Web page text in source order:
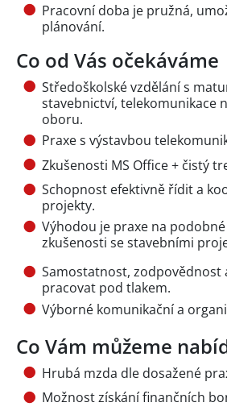
Pracovní doba je pružná,
plánování.
Co od Vás očekáváme
Středoškolské vzdělání s
stavebnictví, telekomunikace
oboru.
Praxe s výstavbou
Zkušenosti MS Office + čistý
Schopnost efektivně řídit a
projekty.
Výhodou je praxe na
zkušenosti se stavebními
Samostatnost, zodpovědnost
pracovat pod tlakem.
Výborné komunikační a
Co Vám můžeme
Hrubá mzda dle dosažené
Možnost získání finančních